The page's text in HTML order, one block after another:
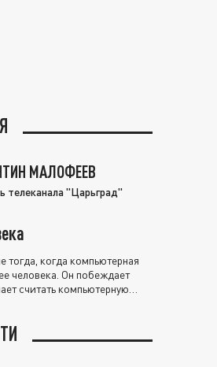
МАЛОФЕЕВ
телеканала "Царьград"
когда компьютерная
человека. Он побеждает
считать компьютерную